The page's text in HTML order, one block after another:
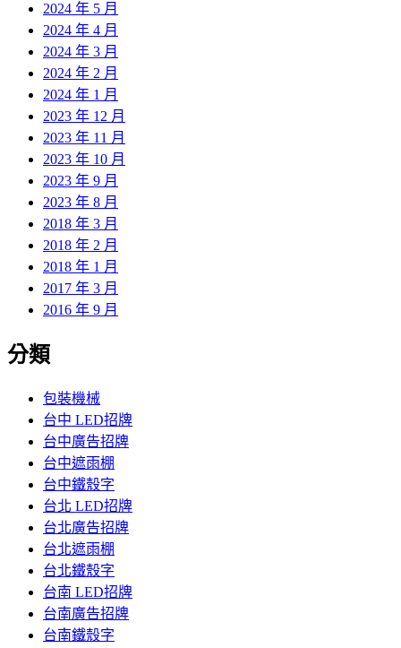
2024 年 5 月
2024 年 4 月
2024 年 3 月
2024 年 2 月
2024 年 1 月
2023 年 12 月
2023 年 11 月
2023 年 10 月
2023 年 9 月
2023 年 8 月
2018 年 3 月
2018 年 2 月
2018 年 1 月
2017 年 3 月
2016 年 9 月
分類
包裝機械
台中 LED招牌
台中廣告招牌
台中遮雨棚
台中鐵殼字
台北 LED招牌
台北廣告招牌
台北遮雨棚
台北鐵殼字
台南 LED招牌
台南廣告招牌
台南鐵殼字